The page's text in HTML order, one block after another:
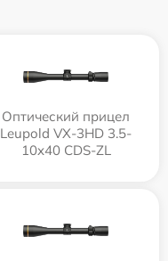
Оптический прицел
Leupold VX-3HD 3.5-
10x40 CDS-ZL